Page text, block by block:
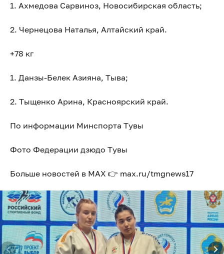
1. Ахмедова Сарвиноз, Новосибирская область;
2. Чернецова Наталья, Алтайский край.
+78 кг
1. Данзы-Белек Азияна, Тыва;
2. Тыщенко Арина, Красноярский край.
По информации Минспорта Тувы
Фото Федерации дзюдо Тувы
Больше новостей в МАХ 👉 max.ru/tmgnews17